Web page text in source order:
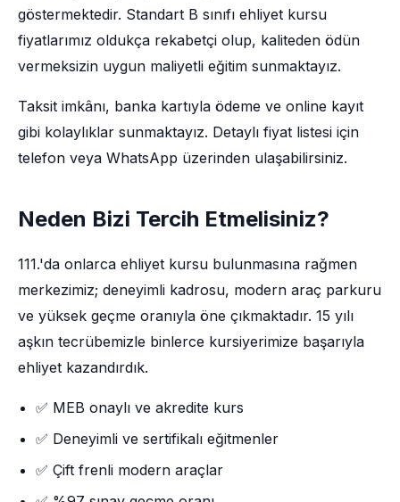
göstermektedir. Standart B sınıfı ehliyet kursu
fiyatlarımız oldukça rekabetçi olup, kaliteden ödün
vermeksizin uygun maliyetli eğitim sunmaktayız.
Taksit imkânı, banka kartıyla ödeme ve online kayıt
gibi kolaylıklar sunmaktayız. Detaylı fiyat listesi için
telefon veya WhatsApp üzerinden ulaşabilirsiniz.
Neden Bizi Tercih Etmelisiniz?
111.'da onlarca ehliyet kursu bulunmasına rağmen
merkezimiz; deneyimli kadrosu, modern araç parkuru
ve yüksek geçme oranıyla öne çıkmaktadır. 15 yılı
aşkın tecrübemizle binlerce kursiyerimize başarıyla
ehliyet kazandırdık.
✅ MEB onaylı ve akredite kurs
✅ Deneyimli ve sertifikalı eğitmenler
✅ Çift frenli modern araçlar